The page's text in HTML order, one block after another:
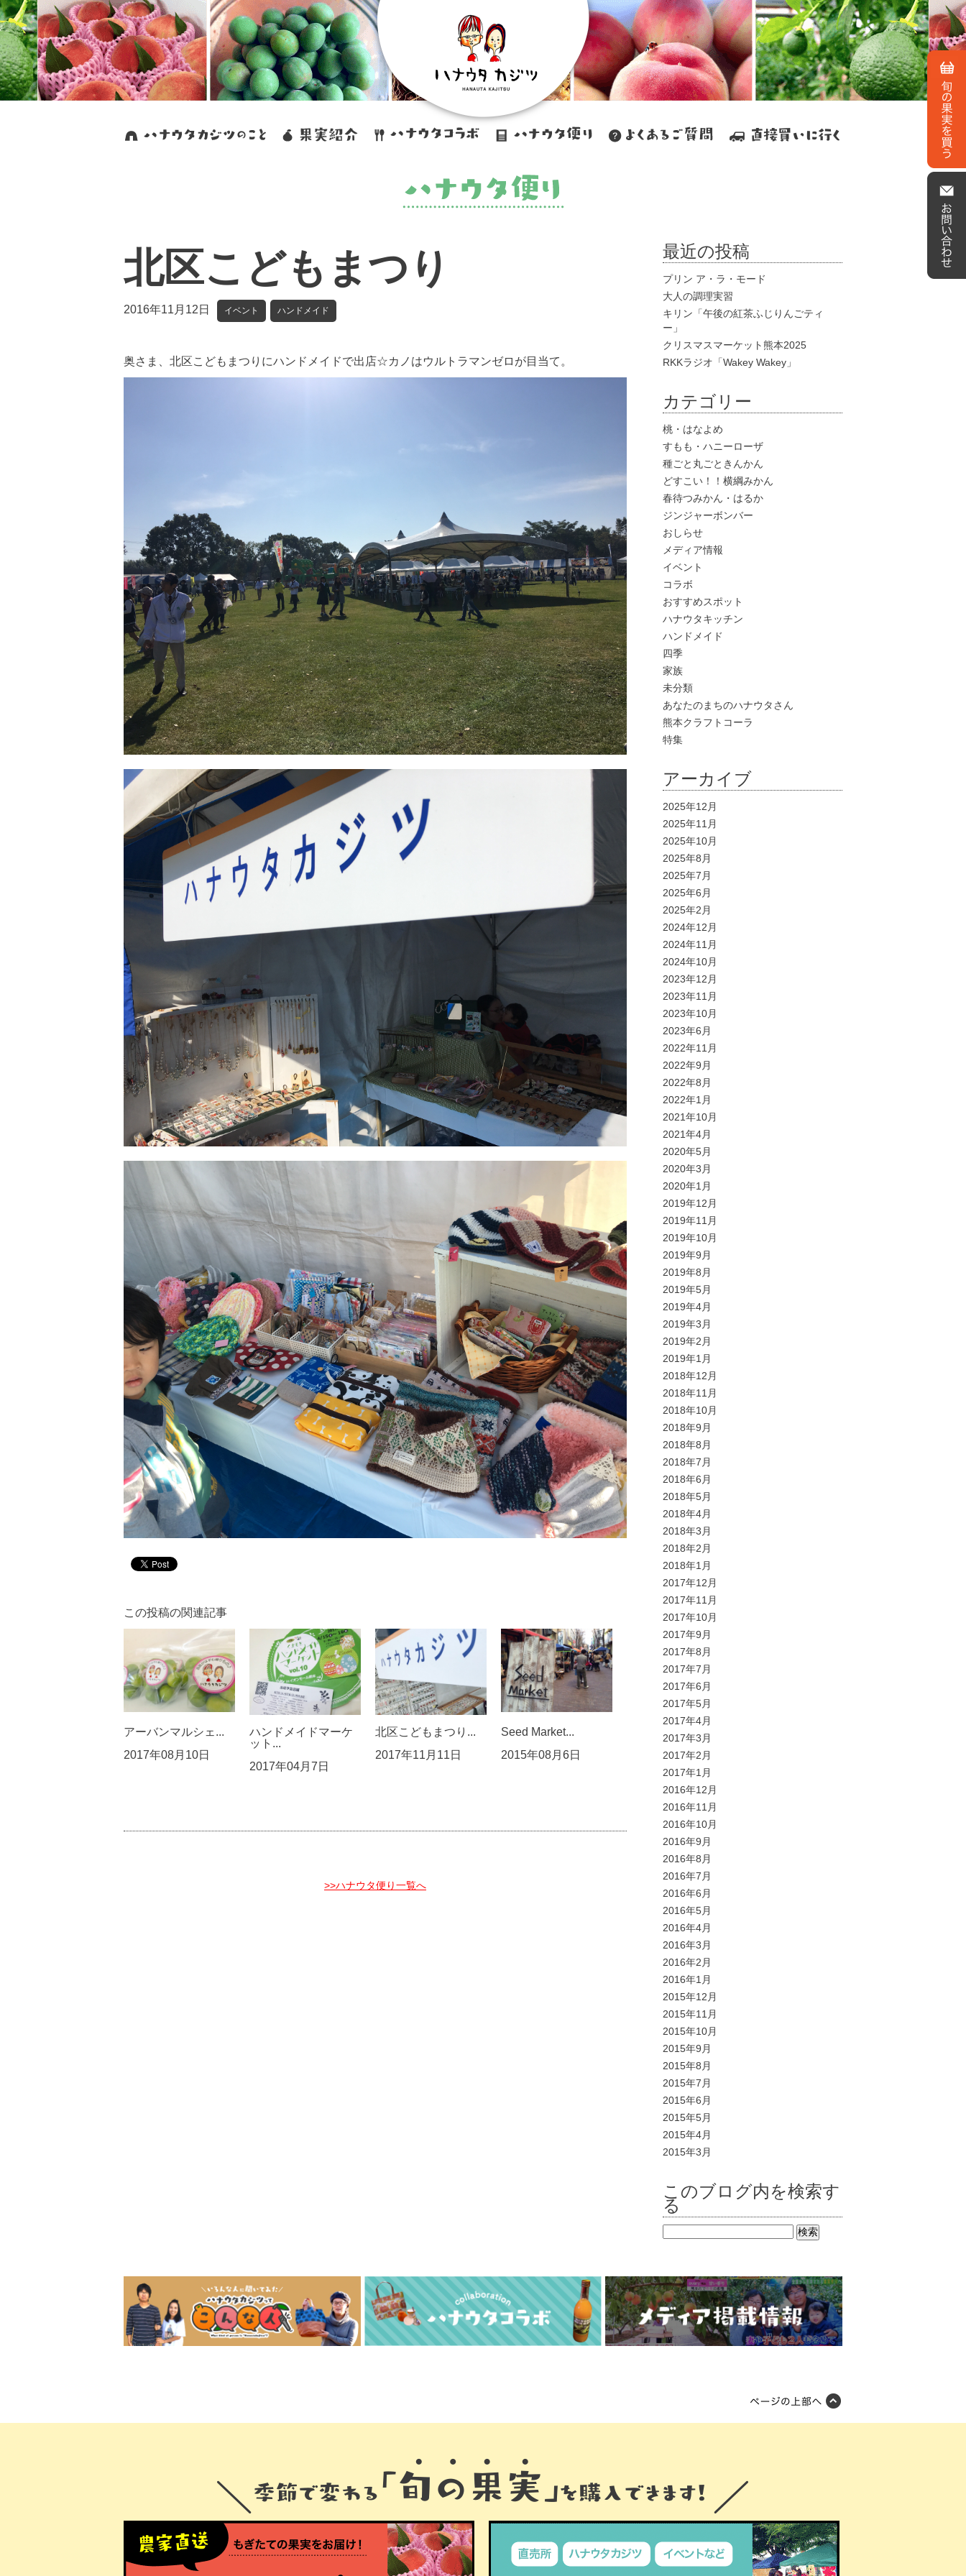
北区こどもまつり
2016年11月12日 イベント ハンドメイド
奥さま、北区こどもまつりにハンドメイドで出店☆カノはウルトラマンゼロが目当て。
この投稿の関連記事
アーバンマルシェ...
2017年08月10日
ハンドメイドマーケ
ット...
2017年04月7日
北区こどもまつり...
2017年11月11日
Seed Market...
2015年08月6日
>>ハナウタ便り一覧へ
最近の投稿
プリン ア・ラ・モード
大人の調理実習
キリン「午後の紅茶ふじりんごティ
ー」
クリスマスマーケット熊本2025
RKKラジオ「Wakey Wakey」
カテゴリー
桃・はなよめ
すもも・ハニーローザ
種ごと丸ごときんかん
どすこい！！横綱みかん
春待つみかん・はるか
ジンジャーボンバー
おしらせ
メディア情報
イベント
コラボ
おすすめスポット
ハナウタキッチン
ハンドメイド
四季
家族
未分類
あなたのまちのハナウタさん
熊本クラフトコーラ
特集
アーカイブ
2025年12月
2025年11月
2025年10月
2025年8月
2025年7月
2025年6月
2025年2月
2024年12月
2024年11月
2024年10月
2023年12月
2023年11月
2023年10月
2023年6月
2022年11月
2022年9月
2022年8月
2022年1月
2021年10月
2021年4月
2020年5月
2020年3月
2020年1月
2019年12月
2019年11月
2019年10月
2019年9月
2019年8月
2019年5月
2019年4月
2019年3月
2019年2月
2019年1月
2018年12月
2018年11月
2018年10月
2018年9月
2018年8月
2018年7月
2018年6月
2018年5月
2018年4月
2018年3月
2018年2月
2018年1月
2017年12月
2017年11月
2017年10月
2017年9月
2017年8月
2017年7月
2017年6月
2017年5月
2017年4月
2017年3月
2017年2月
2017年1月
2016年12月
2016年11月
2016年10月
2016年9月
2016年8月
2016年7月
2016年6月
2016年5月
2016年4月
2016年3月
2016年2月
2016年1月
2015年12月
2015年11月
2015年10月
2015年9月
2015年8月
2015年7月
2015年6月
2015年5月
2015年4月
2015年3月
このブログ内を検索す
る